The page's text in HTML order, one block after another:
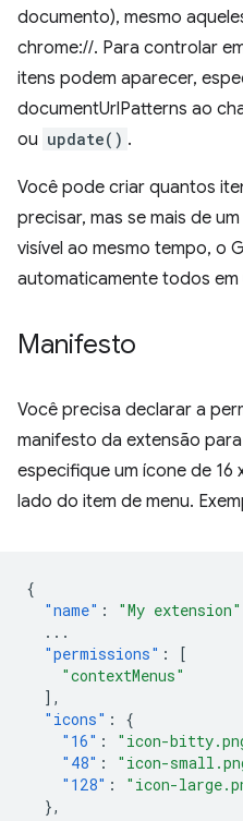
documento), mesmo
chrome://. Para controlar
itens podem aparecer,
documentUrlPatterns ao
ou update() .
Você pode criar quantos
precisar, mas se mais de
visível ao mesmo tempo, o
automaticamente todos em
Manifesto
Você precisa declarar a
manifesto da extensão
especifique um ícone de 16
lado do item de menu.
{
"name" : "My extension"
...
"permissions" :
[
"contextMenus"
],
"icons" :
{
"16" : "icon-
"48" : "icon-
"128" :
"icon-
},